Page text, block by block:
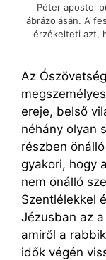
Péter apostol
ábrázolásán. A
érzékelteti azt,
Az
ereje, belső
néhány olyan
részben
gyakori, hogy
nem önálló
Szentlélekkel
Jézusban az
amiről a
idők végén